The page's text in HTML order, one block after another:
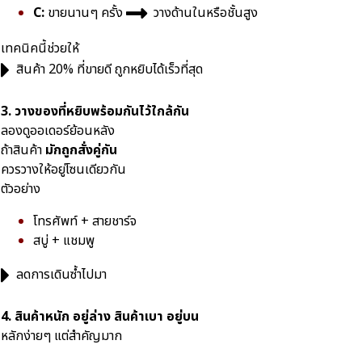
C: ขายนานๆ ครั้ง
วางด้านในหรือชั้นสูง
เทคนิคนี้ช่วยให้
สินค้า 20% ที่ขายดี ถูกหยิบได้เร็วที่สุด
3. วางของที่หยิบพร้อมกันไว้ใกล้กัน
ลองดูออเดอร์ย้อนหลัง
ถ้าสินค้า มักถูกสั่งคู่กัน
ควรวางให้อยู่โซนเดียวกัน
ตัวอย่าง
โทรศัพท์ + สายชาร์จ
สบู่ + แชมพู
ลดการเดินซ้ำไปมา
4. สินค้าหนัก อยู่ล่าง สินค้าเบา อยู่บน
หลักง่ายๆ แต่สำคัญมาก